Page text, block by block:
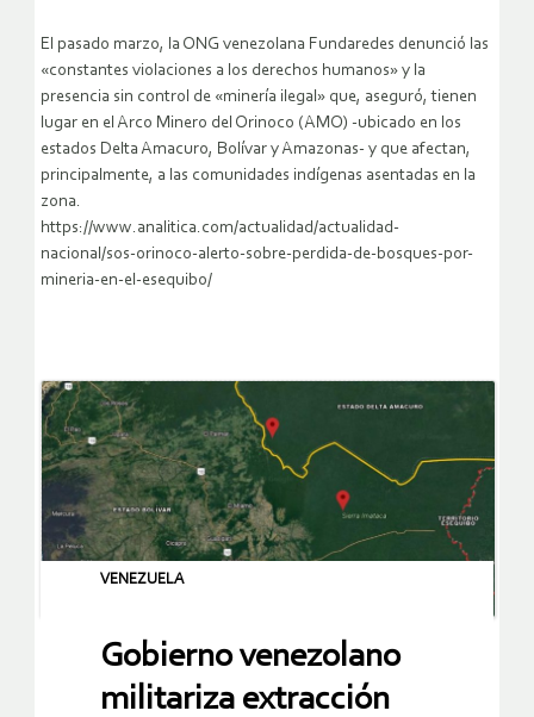
El pasado marzo, la ONG venezolana Fundaredes denunció las
«constantes violaciones a los derechos humanos» y la
presencia sin control de «minería ilegal» que, aseguró, tienen
lugar en el Arco Minero del Orinoco (AMO) -ubicado en los
estados Delta Amacuro, Bolívar y Amazonas- y que afectan,
principalmente, a las comunidades indígenas asentadas en la
zona.
https://www.analitica.com/actualidad/actualidad-
nacional/sos-orinoco-alerto-sobre-perdida-de-bosques-por-
Gobierno venezolano